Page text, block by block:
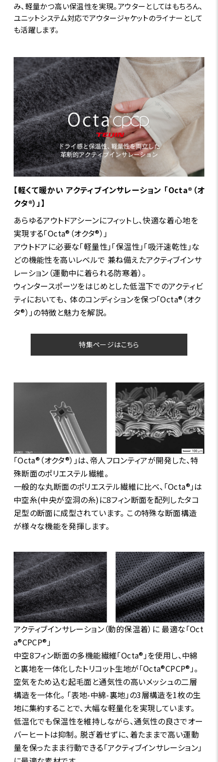
み、軽量かつ高い保温性を実現。アウターとしてはもちろん、
ユニットシステム対応でアウタージャケットのライナーとして
も活躍します。
【軽くて暖かい アクティブインサレーション 「Octa®（オ
クタ®）」】
あらゆるアウトドアシーンにフィットし、快適な着心地を
実現する「Octa®（オクタ®）」
アウトドアに必要な「軽量性」「保温性」「吸汗速乾性」な
どの機能性を高いレベルで 兼ね備えたアクティブインサ
レーション（運動中に着られる防寒着）。
ウィンタースポーツをはじめとした低温下でのアクティビ
ティにおいても、 体のコンディションを保つ「Octa®（オク
タ®）」の特徴と魅力を解説。
特集ページはこちら
「Octa®（オクタ®）」は、帝人フロンティアが開発した、特
殊断面のポリエステル繊維。
一般的な丸断面のポリエステル繊維に比べ、「Octa®」は
中空糸(中央が空洞の糸)に8フィン断面を配列したタコ
足型の断面に成型されています。 この特殊な断面構造
が様々な機能を発揮します。
アクティブインサレーション（動的保温着）に 最適な「Oct
a®CPCP®」
中空8フィン断面の多機能繊維「Octa®」を使用し、中綿
と裏地を一体化したトリコット生地が「Octa®CPCP®」。
空気をため込む起毛面と通気性の高いメッシュの二層
構造を一体化。 「表地-中綿-裏地」の3層構造を1枚の生
地に集約することで、大幅な軽量化を実現しています。
低温化でも保温性を維持しながら、通気性の良さでオー
バーヒートは抑制。 脱ぎ着せずに、着たままで高い運動
量を保ったまま行動できる「アクティブインサレーション」